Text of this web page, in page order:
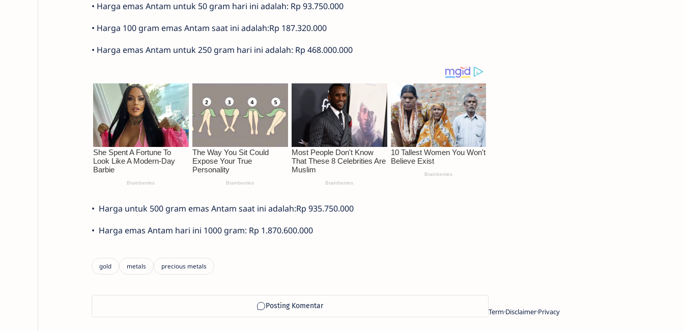
•⁠ Harga emas Antam untuk 50 gram hari ini adalah: Rp 93.750.000
•⁠ Harga 100 gram emas Antam saat ini adalah:Rp 187.320.000
•⁠ Harga emas Antam untuk 250 gram hari ini adalah: Rp 468.000.000
•⁠ ⁠⁠Harga untuk 500 gram emas Antam saat ini adalah:Rp 935.750.000
•⁠ ⁠⁠Harga emas Antam hari ini 1000 gram: Rp 1.870.600.000
TermDisclaimerPrivacy